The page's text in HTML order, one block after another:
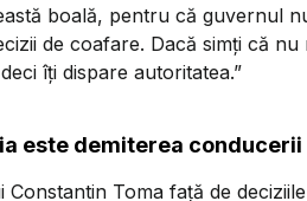
boală, pentru că guvernul
de coafare. Dacă simți că
îți dispare autoritatea.”
este demiterea conducerii
Constantin Toma față de